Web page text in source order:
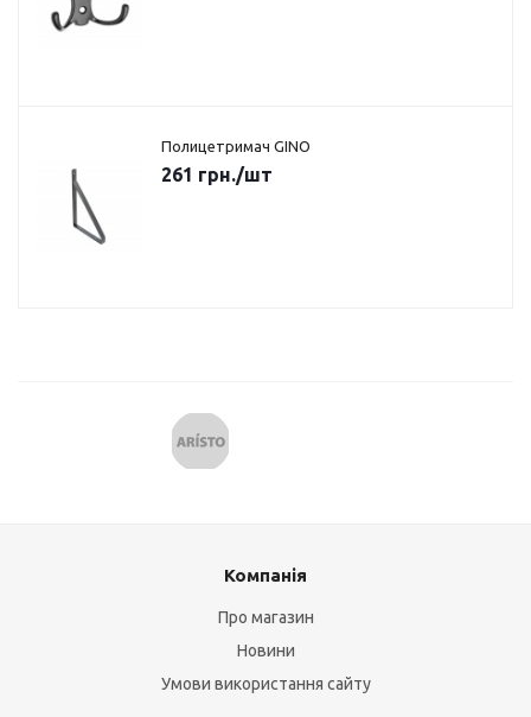
Полицетримач GINO
261 грн./шт
Компанія
Про магазин
Новини
Умови використання сайту